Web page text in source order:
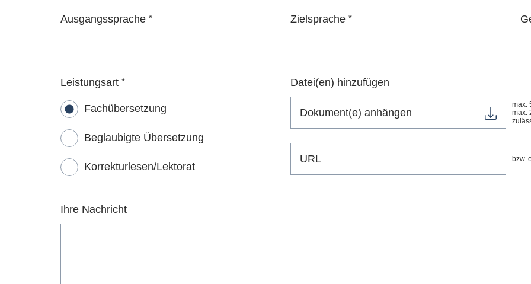
Ausgangssprache * Zielsprache *
Leistungsart *
Fachübersetzung
Beglaubigte Übersetzung
Korrekturlesen/Lektorat
Datei(en) hinzufügen
Dokument(e) anhängen
max.
max.
bzw.
Ihre Nachricht